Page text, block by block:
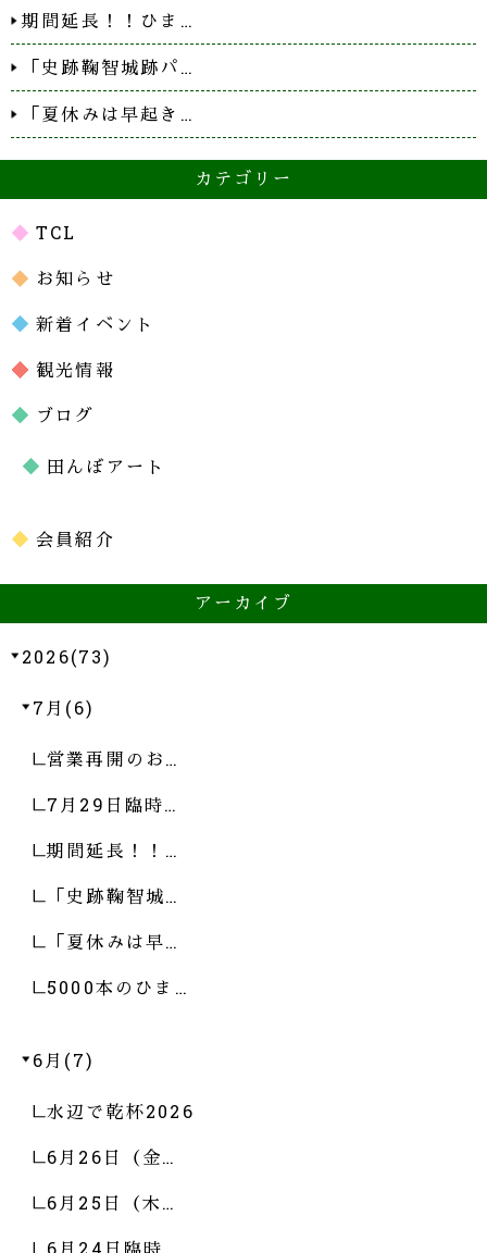
期間延長！！ひま…
「史跡鞠智城跡パ…
「夏休みは早起き…
カテゴリー
TCL
お知らせ
新着イベント
観光情報
ブログ
田んぼアート
会員紹介
アーカイブ
2026(73)
7月(6)
営業再開のお…
7月29日臨時…
期間延長！！…
「史跡鞠智城…
「夏休みは早…
5000本のひま…
6月(7)
水辺で乾杯2026
6月26日（金…
6月25日（木…
6月24日臨時…